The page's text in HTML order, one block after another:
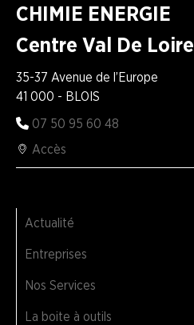
CHIMIE ENERGIE
Centre Val De Loire
35-37 Avenue de l’Europe
41 000 - BLOIS
07 50 95 60 48
Accès
Actualité
Entreprises
Nos Services
La boite à outils